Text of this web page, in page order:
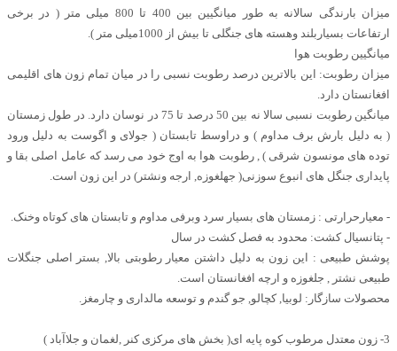
میزان بارندگی سالانه به طور میانگیین بین 400 تا 800 میلی متر ( در برخی
ارتفاعات بسیاربلند وهسته های جنگلی تا بیش از 1000میلی متر ).
میانگیین رطوبت هوا
میزان رطوبت: این بالاترین درصد رطوبت نسبی را در میان تمام زون های اقلیمی
افغانستان دارد.
میانگین رطوبت نسبی سالا نه بین 50 درصد تا 75 در نوسان دارد. در طول زمستان
( به دلیل بارش برف مداوم ) و دراوسط تابستان ( جولای و اگوست به دلیل ورود
توده های مونسون شرقی ) , رطوبت هوا به اوج خود می رسد که عامل اصلی بقا و
پایداری جنگل های انبوع سوزنی( جهلغوزه, ارجه ونشتر) در این زون است.
- معیارحرارتی : زمستان های بسیار سرد وبرفی مداوم و تابستان های کوتاه وخنک.
- پتانسیال کشت: محدود به فصل کشت در سال
پوشش طبیعی : این زون به دلیل داشتن معیار رطوبتی بالا, بستر اصلی جنگلات
طبیعی نشتر , جلغوزه و ارچه افغانستان است.
محصولات سازگار: لوبیا, کچالو, جو گندم و توسعه مالداری و چارمغز.
3- زون معتدل مرطوب کوه پایه ای( بخش های مرکزی کنر ,لغمان و جلاآباد )